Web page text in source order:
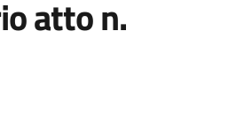
atto n.